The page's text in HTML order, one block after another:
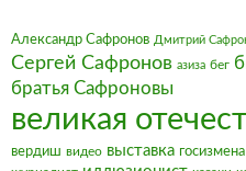
Александр Сафронов Дмитрий
Сергей Сафронов азиза бег
братья Сафроновы
великая
вердиш видео выставка госизмена